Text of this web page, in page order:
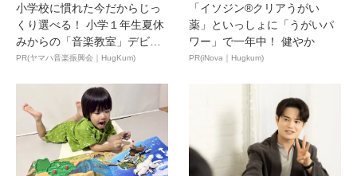
小学校に慣れた今だからじっ
くり選べる！ 小学１年生夏休
みからの「音楽教室」デビ
ュ...
PR(ヤマハ音楽振興会｜HugKum)
「イソジン®クリアうがい
薬」といっしょに「うがいパ
ワー」で一年中！ 健やか
PR(iNova｜Hugkum)